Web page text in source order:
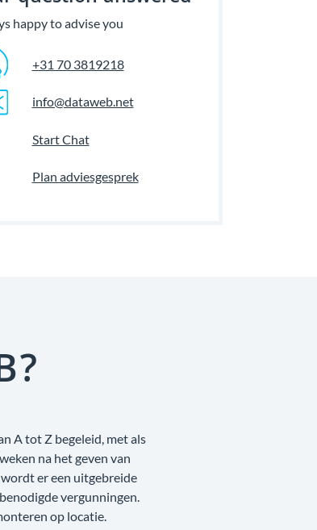
happy to advise you
+31 70 3819218
info@dataweb.net
Start Chat
Plan adviesgesprek
A tot Z begeleid, met als
na het geven van
er een uitgebreide
vergunningen.
op locatie.